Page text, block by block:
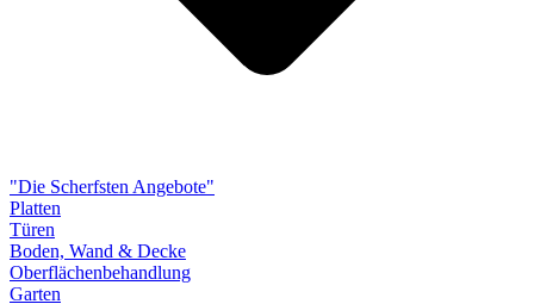
"Die Scherfsten Angebote"
Platten
Türen
Boden, Wand & Decke
Oberflächenbehandlung
Garten